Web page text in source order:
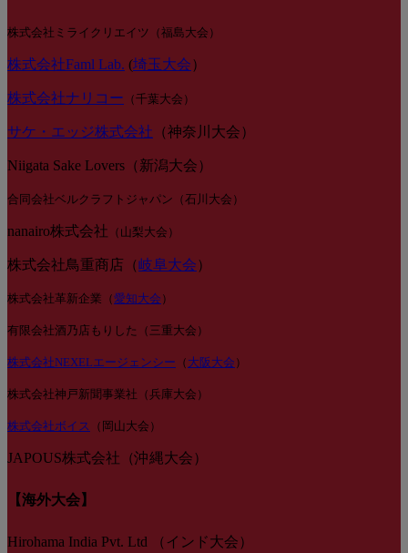
株式会社ミライクリエイツ（福島大会）
株式会社Faml Lab. (埼玉大会）
株式会社ナリコー （千葉大会）
サケ・エッジ株式会社 （神奈川大会）
Niigata Sake Lovers（新潟大会）
合同会社ベルクラフトジャパン（石川大会）
nanairo株式会社 （山梨大会）
株式会社鳥重商店（岐阜大会）
株式会社革新企業（愛知大会 ）
有限会社酒乃店もりした（三重大会）
株式会社NEXELエージェンシー （ 大阪大会 ）
株式会社神戸新聞事業社（兵庫大会）
株式会社ボイス （岡山大会）
JAPOUS株式会社（沖縄大会）
【海外大会】
Hirohama India Pvt. Ltd （インド大会）